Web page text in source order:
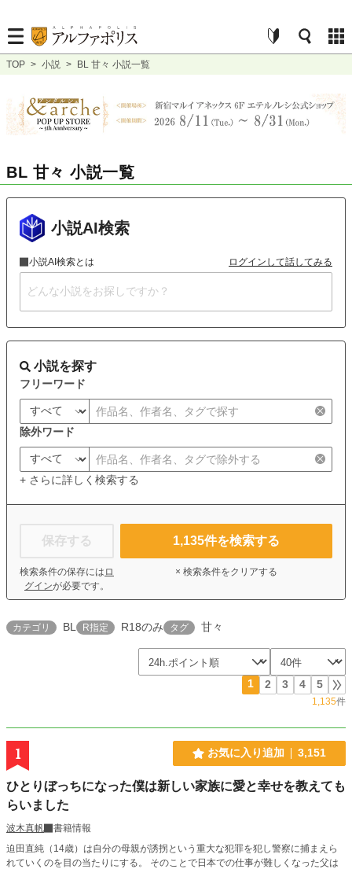
TOP > 小説 > BL 甘々 小説一覧
BL 甘々 小説一覧
小説AI検索
小説AI検索とは ログインして話してみる
小説を探す
フリーワード
除外ワード
+ さらに詳しく検索する
保存する
検索条件の保存には ロ
グインが必要です。
1,135件を検索する
× 検索条件をクリアする
カテゴリ BL R指定 R18のみ タグ 甘々
1 2 3 4 5
1,135件
1 お気に入り追加 3,151
ひとりぼっちになった僕は新しい家族に愛と幸せを教えても
らいました
波木真帆
書籍情報
迫田直純（14歳）は自分の母親が誘拐という重大な犯罪を犯し警察に捕まえら
れていくのを目の当たりにする。 そのことで日本での仕事が難しくなった父は